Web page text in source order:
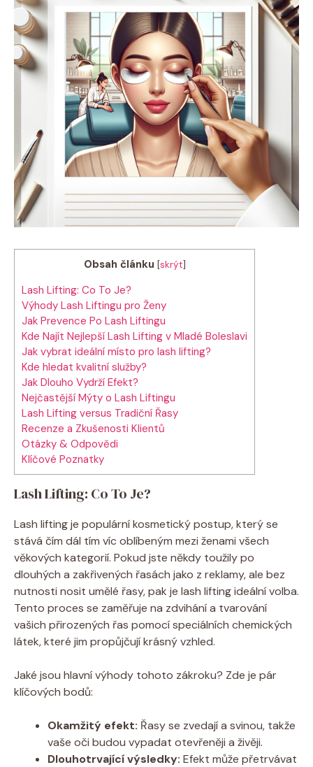
Obsah článku [skrýt]
Lash Lifting: Co To Je?
Výhody Lash Liftingu pro Ženy
Jak Prevence Po Lash Liftingu
Kde Najít Nejlepší Lash Lifting v Mladé Boleslavi
Jak vybrat ideální místo pro lash lifting?
Kde hledat kvalitní služby?
Jak Dlouho Vydrží Efekt?
Nejčastější Mýty o Lash Liftingu
Lash Lifting versus Tradiční Řasy
Recenze a Zkušenosti Klientů
Otázky & Odpovědi
Klíčové Poznatky
Lash Lifting: Co To Je?
Lash lifting je populární kosmetický postup, který se
stává čím dál tím víc oblíbeným mezi ženami všech
věkových kategorií. Pokud jste někdy toužily po
dlouhých a zakřivených řasách jako z reklamy, ale bez
nutnosti nosit umělé řasy, pak je lash lifting ideální volba.
Tento proces se zaměřuje na zdvihání a tvarování
vašich přirozených řas pomocí speciálních chemických
látek, které jim propůjčují krásný vzhled.
Jaké jsou hlavní výhody tohoto zákroku? Zde je pár
klíčových bodů:
Okamžitý efekt: Řasy se zvedají a svinou, takže
vaše oči budou vypadat otevřeněji a živěji.
Dlouhotrvající výsledky: Efekt může přetrvávat